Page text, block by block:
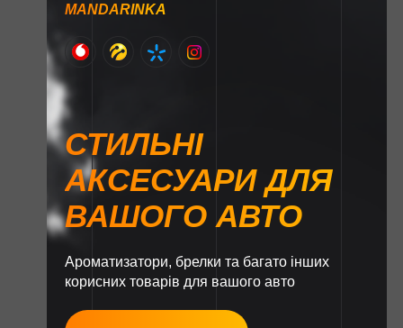
MANDARINKA
СТИЛЬНІ
АКСЕСУАРИ ДЛЯ
ВАШОГО АВТО
Ароматизатори, брелки та багато інших
корисних товарів для вашого авто